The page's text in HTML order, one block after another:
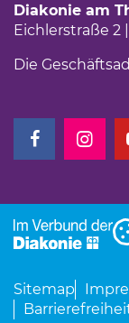
Diakonie am
Eichlerstraße 2
Die
(Link öffnet
(Link
Sitemap